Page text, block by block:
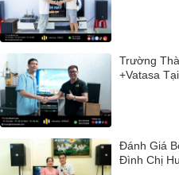
Trường
+Vatasa
Đánh Giá
Đình Chị